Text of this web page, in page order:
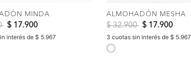
MINDA
de
a$ 17.900
interés de $ 5.967
ALMOHADÓN MESHA
Precio reducido de
$ 32.900a$ 17.900
3 cuotas sin interés de $ 5.967